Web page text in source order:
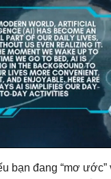
bạn đang “mơ